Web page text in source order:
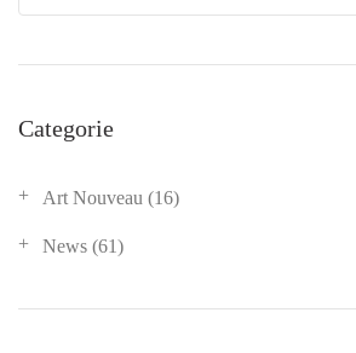
Categorie
Art Nouveau (16)
News (61)